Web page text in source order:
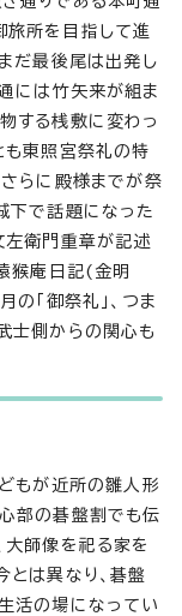
所を目指して進
だ最後尾は出発し
には竹矢来が組ま
する桟敷に変わっ
も東照宮祭礼の特
さらに殿様までが祭
下で話題になった
左衛門重章が記述
猴庵日記(金明
「御祭礼」、つま
士側からの関心も
もが近所の雛人形
部の碁盤割でも伝
大師像を祀る家を
とは異なり、碁盤
活の場になってい